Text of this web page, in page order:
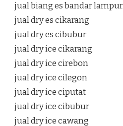
jual biang es bandar
jual dry es cikarang
jual dry es cibubur
jual dry ice cikarang
jual dry ice cirebon
jual dry ice cilegon
jual dry ice ciputat
jual dry ice cibubur
jual dry ice cawang